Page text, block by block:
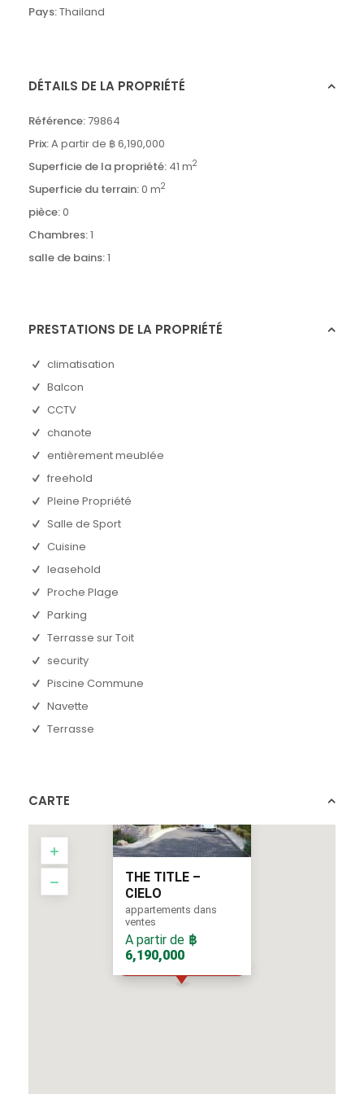
Pays:Thailand
DÉTAILS DE LA PROPRIÉTÉ
Référence:79864
Prix:A partir de ฿ 6,190,000
Superficie de la propriété: 41 m2
Superficie du terrain:0 m2
pièce:0
Chambres:1
salle de bains:1
PRESTATIONS DE LA PROPRIÉTÉ
climatisation
Balcon
CCTV
chanote
entièrement meublée
freehold
Pleine Propriété
Salle de Sport
Cuisine
leasehold
Proche Plage
Parking
Terrasse sur Toit
security
Piscine Commune
Navette
Terrasse
CARTE
A partir de
THE TITLE –
CIELO
appartements dans
ventes
A partir de ฿
6,190,000